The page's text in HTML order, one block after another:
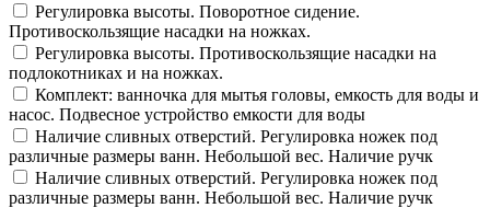
Регулировка высоты. Поворотное сидение.
Противоскользящие насадки на ножках.
Регулировка высоты. Противоскользящие насадки на
подлокотниках и на ножках.
Комплект: ванночка для мытья головы, емкость для воды и
насос. Подвесное устройство емкости для воды
Наличие сливных отверстий. Регулировка ножек под
различные размеры ванн. Небольшой вес. Наличие ручк
Наличие сливных отверстий. Регулировка ножек под
различные размеры ванн. Небольшой вес. Наличие ручк